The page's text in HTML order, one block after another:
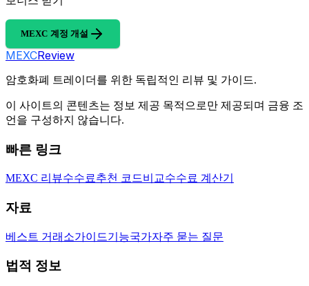
MEXC 계정 개설
MEXCReview
암호화폐 트레이더를 위한 독립적인 리뷰 및 가이드.
이 사이트의 콘텐츠는 정보 제공 목적으로만 제공되며 금융 조
언을 구성하지 않습니다.
빠른 링크
MEXC 리뷰수수료추천 코드비교수수료 계산기
자료
베스트 거래소가이드기능국가자주 묻는 질문
법적 정보